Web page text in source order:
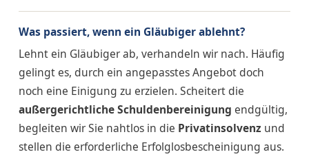
Was passiert, wenn ein Gläubiger ablehnt?
Lehnt ein Gläubiger ab, verhandeln wir nach. Häufig
gelingt es, durch ein angepasstes Angebot doch
noch eine Einigung zu erzielen. Scheitert die
außergerichtliche Schuldenbereinigung endgültig,
begleiten wir Sie nahtlos in die Privatinsolvenz und
stellen die erforderliche Erfolglosbescheinigung aus.